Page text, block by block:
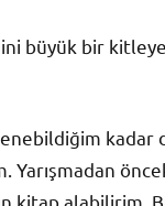
büyük bir
kadar
Yarışmadan
kitap alabilirim.